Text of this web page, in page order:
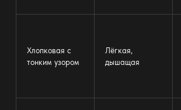
Хлопковая с
тонким узором
Лёгкая,
дышащая